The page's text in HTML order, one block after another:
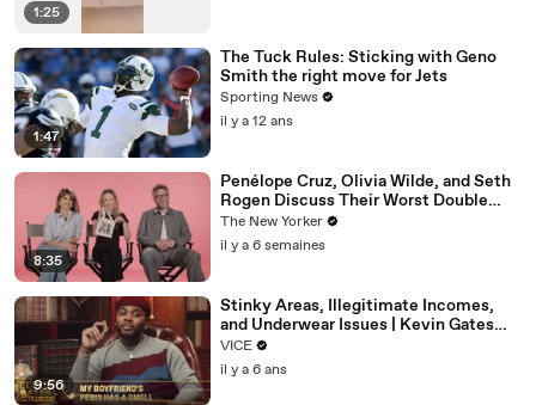
1:25
1:47
The Tuck Rules: Sticking with Geno
Smith the right move for Jets
Sporting News
il y a 12 ans
8:35
Penélope Cruz, Olivia Wilde, and Seth
Rogen Discuss Their Worst Double
Dates | The Mini Interview
The New Yorker
il y a 6 semaines
9:56
Stinky Areas, Illegitimate Incomes,
and Underwear Issues | Kevin Gates
Helpline
VICE
il y a 6 ans